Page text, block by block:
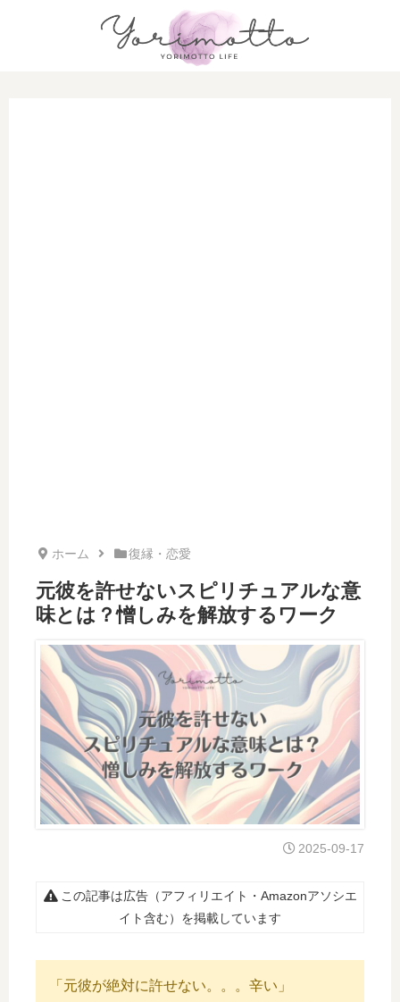
ホーム 復縁・恋愛
元彼を許せないスピリチュアルな意
味とは？憎しみを解放するワーク
2025-09-17
この記事は広告（アフィリエイト・Amazonアソシエ
イト含む）を掲載しています
「元彼が絶対に許せない。。。辛い」